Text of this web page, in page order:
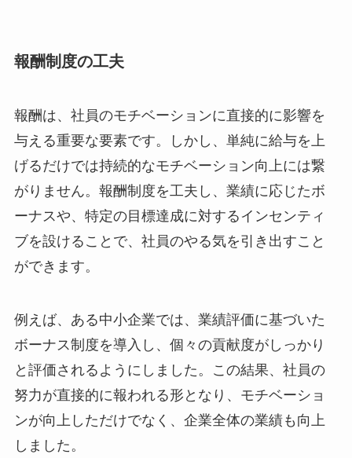
報酬制度の工夫
報酬は、社員のモチベーションに直接的に影響を
与える重要な要素です。しかし、単純に給与を上
げるだけでは持続的なモチベーション向上には繋
がりません。報酬制度を工夫し、業績に応じたボ
ーナスや、特定の目標達成に対するインセンティ
ブを設けることで、社員のやる気を引き出すこと
ができます。
例えば、ある中小企業では、業績評価に基づいた
ボーナス制度を導入し、個々の貢献度がしっかり
と評価されるようにしました。この結果、社員の
努力が直接的に報われる形となり、モチベーショ
ンが向上しただけでなく、企業全体の業績も向上
しました。